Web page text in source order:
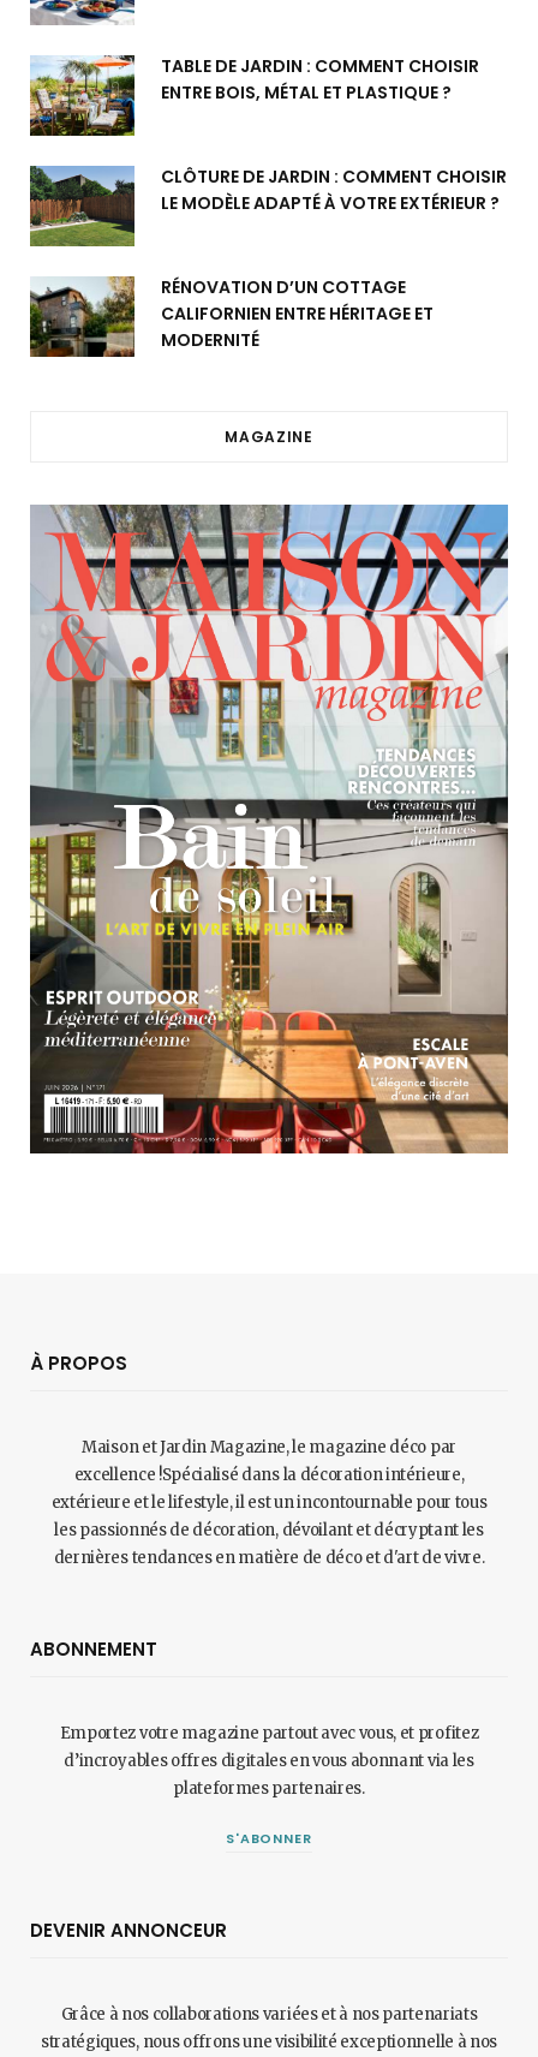
TABLE DE JARDIN : COMMENT CHOISIR
ENTRE BOIS, MÉTAL ET PLASTIQUE ?
CLÔTURE DE JARDIN : COMMENT CHOISIR
LE MODÈLE ADAPTÉ À VOTRE EXTÉRIEUR ?
RÉNOVATION D’UN COTTAGE
CALIFORNIEN ENTRE HÉRITAGE ET
MODERNITÉ
MAGAZINE
À PROPOS
Maison et Jardin Magazine, le magazine déco par
excellence !Spécialisé dans la décoration intérieure,
extérieure et le lifestyle, il est un incontournable pour tous
les passionnés de décoration, dévoilant et décryptant les
dernières tendances en matière de déco et d'art de vivre.
ABONNEMENT
Emportez votre magazine partout avec vous, et profitez
d’incroyables offres digitales en vous abonnant via les
plateformes partenaires.
S'ABONNER
DEVENIR ANNONCEUR
Grâce à nos collaborations variées et à nos partenariats
stratégiques, nous offrons une visibilité exceptionnelle à nos